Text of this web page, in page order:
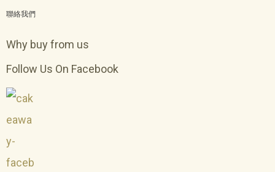
聯絡我們
Why buy from us
Follow Us On Facebook